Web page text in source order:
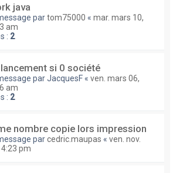
java
partom75000 « mar. mars 10,
am
: 2
si 0 société
parJacquesF « ven. mars 06,
am
: 2
nombre copie lors impression
parcedric.maupas « ven. nov.
pm